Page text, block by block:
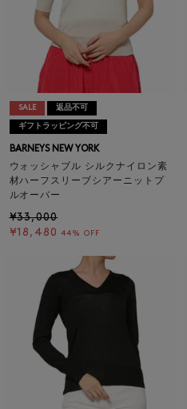
SALE 返品不可
ギフトラッピング不可
BARNEYS NEW YORK
ウォッシャブル シルクナイロン素
材ハーフスリーブシアーニットプ
ルオーバー
¥33,000
¥18,480 44% OFF